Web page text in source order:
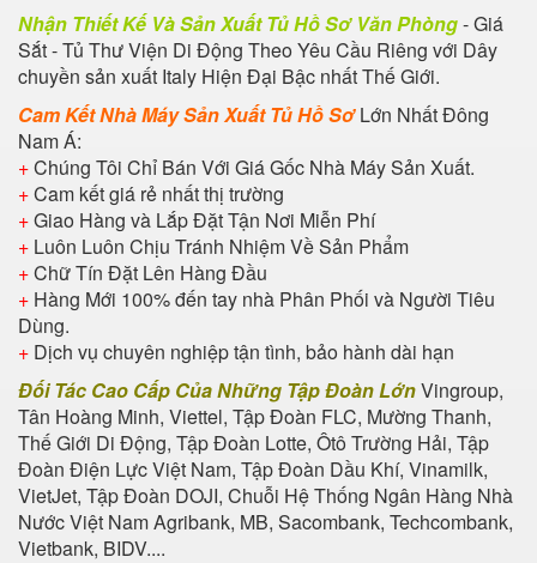
Nhận Thiết Kế Và Sản Xuất Tủ Hồ Sơ Văn Phòng- Giá
Sắt - Tủ Thư Viện Di Động Theo Yêu Cầu Riêng với Dây
chuyền sản xuất Italy Hiện Đại Bậc nhất Thế Giới.
Cam Kết Nhà Máy Sản Xuất Tủ Hồ SơLớn Nhất Đông
Nam Á:
+Chúng Tôi Chỉ Bán Với Giá Gốc Nhà Máy Sản Xuất.
+Cam kết giá rẻ nhất thị trường
+Giao Hàng và Lắp Đặt Tận Nơi Miễn Phí
+ Luôn Luôn Chịu Tránh Nhiệm Về Sản Phẩm
+Chữ Tín Đặt Lên Hàng Đầu
+ Hàng Mới 100% đến tay nhà Phân Phối và Người Tiêu
Dùng.
+ Dịch vụ chuyên nghiệp tận tình, bảo hành dài hạn
Đối Tác Cao Cấp Của Những Tập Đoàn LớnVingroup,
Tân Hoàng Minh, Viettel, Tập Đoàn FLC, Mường Thanh,
Thế Giới Di Động, Tập Đoàn Lotte, Ôtô Trường Hải, Tập
Đoàn Điện Lực Việt Nam, Tập Đoàn Dầu Khí, Vinamilk,
VietJet, Tập Đoàn DOJI, Chuỗi Hệ Thống Ngân Hàng Nhà
Nước Việt Nam Agribank, MB, Sacombank, Techcombank,
Vietbank, BIDV....